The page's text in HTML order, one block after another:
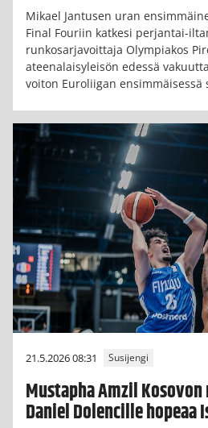
Mikael Jantusen uran
Final Fouriin katkesi perjantai-
runkosarjavoittaja Olympiakos
ateenalaisyleisön edessä
voiton Euroliigan ensimmäisessä
21.5.2026 08:31 Susijengi
Mustapha Amzil
Daniel Dolencille hopeaa